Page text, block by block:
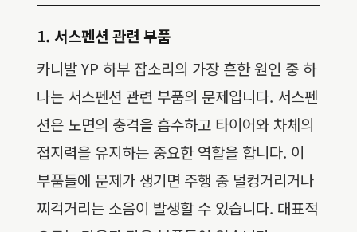
1. 서스펜션 관련 부품
카니발 YP 하부 잡소리의 가장 흔한 원인 중 하
나는 서스펜션 관련 부품의 문제입니다. 서스펜
션은 노면의 충격을 흡수하고 타이어와 차체의
접지력을 유지하는 중요한 역할을 합니다. 이
부품들에 문제가 생기면 주행 중 덜컹거리거나
찌걱거리는 소음이 발생할 수 있습니다. 대표적